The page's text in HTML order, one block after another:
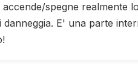
spegne realmente
E' una parte